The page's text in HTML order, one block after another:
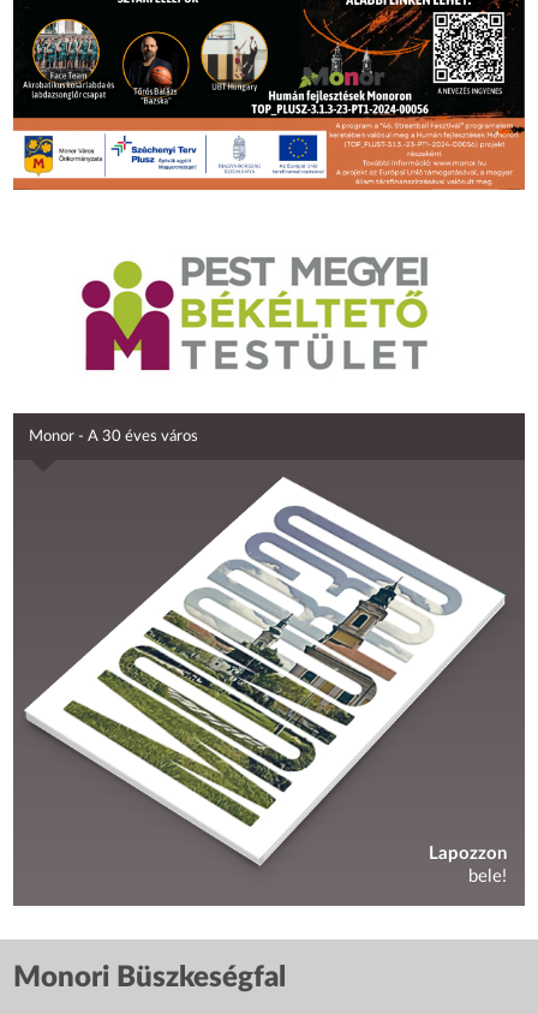
Monor - A 30 éves város
Lapozzon
bele!
Monori Büszkeségfal